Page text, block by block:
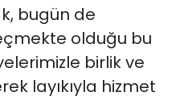
bugün de
olduğu bu
birlik ve
layıkıyla hizmet